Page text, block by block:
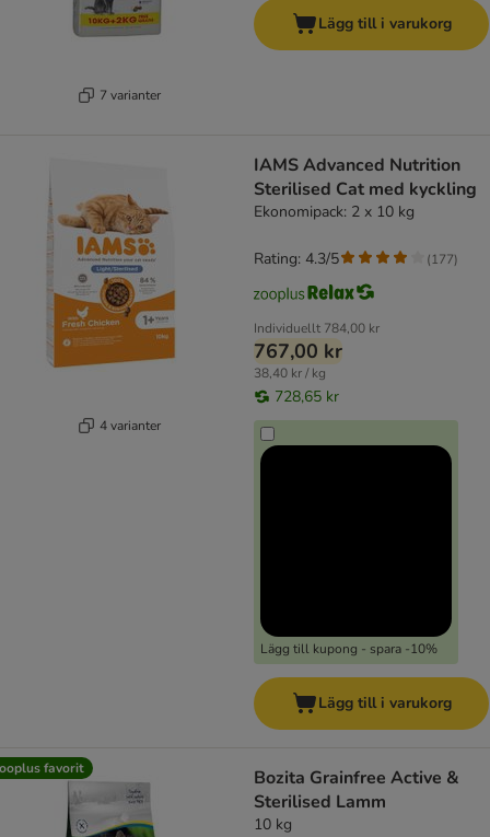
7 varianter
Lägg till i varukorg
4 varianter
IAMS Advanced Nutrition
Sterilised Cat med kyckling
Ekonomipack: 2 x 10 kg
Individuellt 784,00 kr
767,00 kr
38,40 kr / kg
728,65 kr
Lägg till kupong - spara -10%
Rating: 4.3/5 (177)
Lägg till i varukorg
favorit
Bozita Grainfree Active &
Sterilised Lamm
10 kg